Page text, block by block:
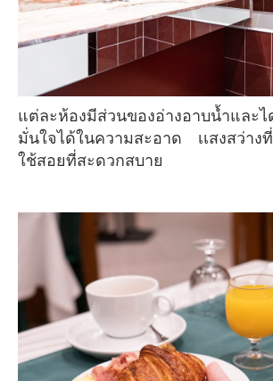
แต่ละห้องมีส่วนของอ่างอาบน้ำและไดร์เป่าผม ซึ่ง
มั่นใจได้ในความสะอาด เเสงสว่า
ใช้สอยที่สะดวกสบาย